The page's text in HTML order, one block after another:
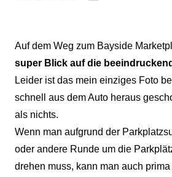
Auf dem Weg zum Bayside
super Blick auf die
Leider ist das mein einziges Foto
schnell aus dem Auto heraus
als nichts.
Wenn man aufgrund der
oder andere Runde um die
drehen muss, kann man auch